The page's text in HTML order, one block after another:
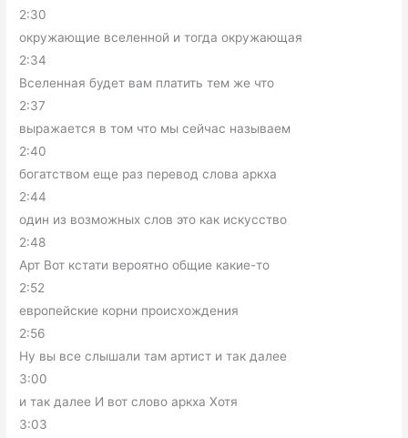
2:30
окружающие вселенной и тогда окружающая
2:34
Вселенная будет вам платить тем же что
2:37
выражается в том что мы сейчас называем
2:40
богатством еще раз перевод слова аркха
2:44
один из возможных слов это как искусство
2:48
Арт Вот кстати вероятно общие какие-то
2:52
европейские корни происхождения
2:56
Ну вы все слышали там артист и так далее
3:00
и так далее И вот слово аркха Хотя
3:03